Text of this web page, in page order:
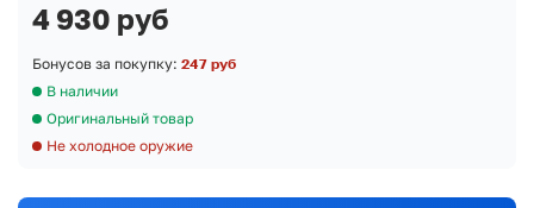
4 930 руб
Бонусов за покупку: 247 руб
В наличии
Оригинальный товар
Не холодное оружие